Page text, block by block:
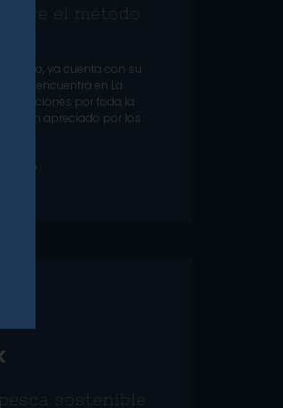
el método
ya cuenta con su
se encuentra en La
formaciones por toda la
tan apreciado por los
O
sostenible